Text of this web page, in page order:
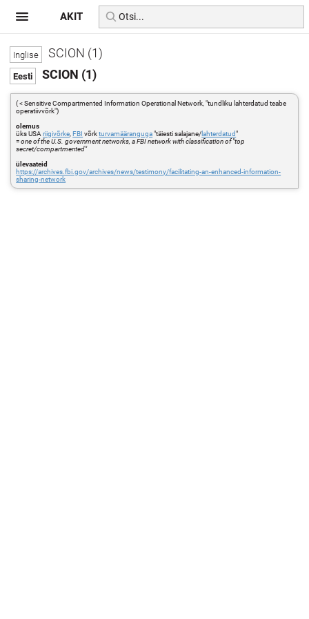
SCION (1)
SCION (1)
( < Sensitive Compartmented Information Operational Network, "tundliku lahterdatud teabe
operatiivvõrk")
olemus
üks USAriigivõrke ,FBI võrkturvamääranguga"täiesti salajane/lahterdatud"
=one of the U.S. government networks, a FBI network with classification of "top
secret/compartmented"
ülevaateid
https://archives.fbi.gov/archives/news/testimony/facilitating-an-enhanced-information-
sharing-network
AKIT